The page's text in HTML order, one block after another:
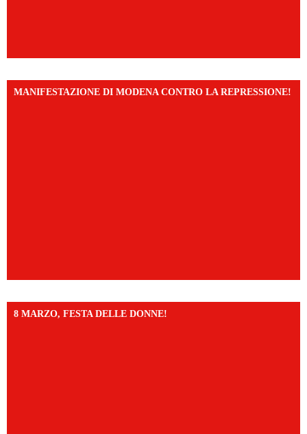
MANIFESTAZIONE DI MODENA CONTRO LA REPRESSIONE!
8 MARZO, FESTA DELLE DONNE!